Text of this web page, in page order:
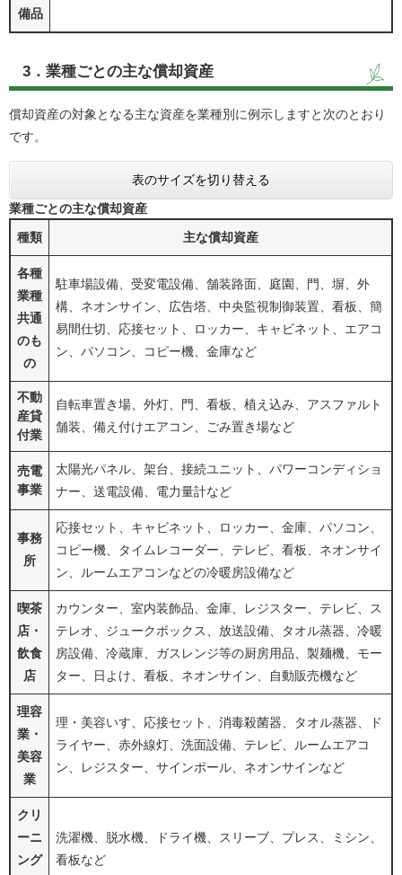
備品
3．業種ごとの主な償却資産
償却資産の対象となる主な資産を業種別に例示しますと次のとおり
です。
表のサイズを切り替える
業種ごとの主な償却資産
種類
主な償却資産
各種
業種
共通
のも
の
駐車場設備、受変電設備、舗装路面、庭園、門、塀、外
構、ネオンサイン、広告塔、中央監視制御装置、看板、簡
易間仕切、応接セット、ロッカー、キャビネット、エアコ
ン、パソコン、コピー機、金庫など
不動
産貸
付業
自転車置き場、外灯、門、看板、植え込み、アスファルト
舗装、備え付けエアコン、ごみ置き場など
売電
事業
太陽光パネル、架台、接続ユニット、パワーコンディショ
ナー、送電設備、電力量計など
事務
所
応接セット、キャビネット、ロッカー、金庫、パソコン、
コピー機、タイムレコーダー、テレビ、看板、ネオンサイ
ン、ルームエアコンなどの冷暖房設備など
喫茶
店・
飲食
店
カウンター、室内装飾品、金庫、レジスター、テレビ、ス
テレオ、ジュークボックス、放送設備、タオル蒸器、冷暖
房設備、冷蔵庫、ガスレンジ等の厨房用品、製麺機、モー
ター、日よけ、看板、ネオンサイン、自動販売機など
理容
業・
美容
業
理・美容いす、応接セット、消毒殺菌器、タオル蒸器、ド
ライヤー、赤外線灯、洗面設備、テレビ、ルームエアコ
ン、レジスター、サインポール、ネオンサインなど
クリ
ーニ
ング
洗濯機、脱水機、ドライ機、スリーブ、プレス、ミシン、
看板など